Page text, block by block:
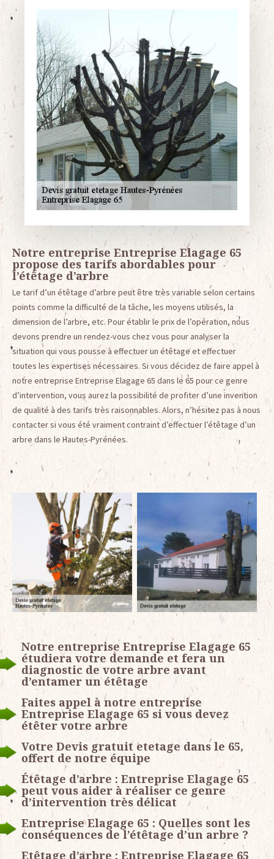
Notre entreprise Entreprise Elagage 65
propose des tarifs abordables pour
l’étêtage d’arbre
Le tarif d’un étêtage d’arbre peut être très variable selon certains
points comme la difficulté de la tâche, les moyens utilisés, la
dimension de l’arbre, etc. Pour établir le prix de l’opération, nous
devons prendre un rendez-vous chez vous pour analyser la
situation qui vous pousse à effectuer un étêtage et effectuer
toutes les expertises nécessaires. Si vous décidez de faire appel à
notre entreprise Entreprise Elagage 65 dans le 65 pour ce genre
d’intervention, vous aurez la possibilité de profiter d’une invention
de qualité à des tarifs très raisonnables. Alors, n’hésitez pas à nous
contacter si vous été vraiment contraint d’effectuer l’étêtage d’un
arbre dans le Hautes-Pyrénées.
Notre entreprise Entreprise Elagage 65
étudiera votre demande et fera un
diagnostic de votre arbre avant
d’entamer un étêtage
Faites appel à notre entreprise
Entreprise Elagage 65 si vous devez
étêter votre arbre
Votre Devis gratuit etetage dans le 65,
offert de notre équipe
Étêtage d’arbre : Entreprise Elagage 65
peut vous aider à réaliser ce genre
d’intervention très délicat
Entreprise Elagage 65 : Quelles sont les
conséquences de l’étêtage d’un arbre ?
Etêtage d’arbre : Entreprise Elagage 65